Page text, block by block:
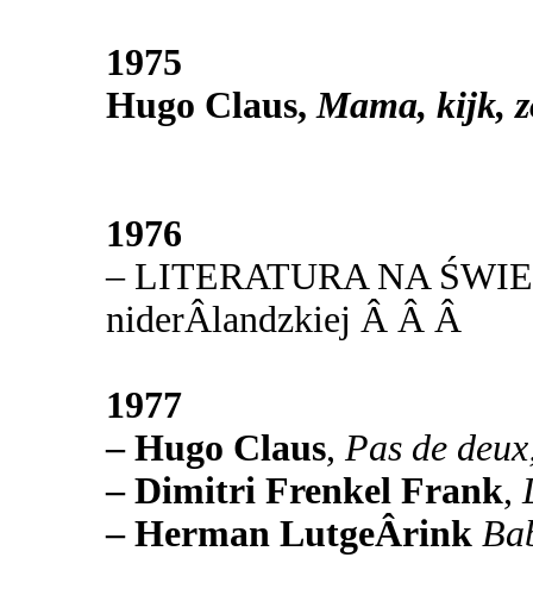
1975
Hugo Claus,Mama, kijk,
1976
– LITERATURA NA
niderÂ­landzkiej Â Â Â
1977
– Hugo Claus, Pas de
– Dimitri Frenkel Frank,
– Herman LutgeÂ­rink